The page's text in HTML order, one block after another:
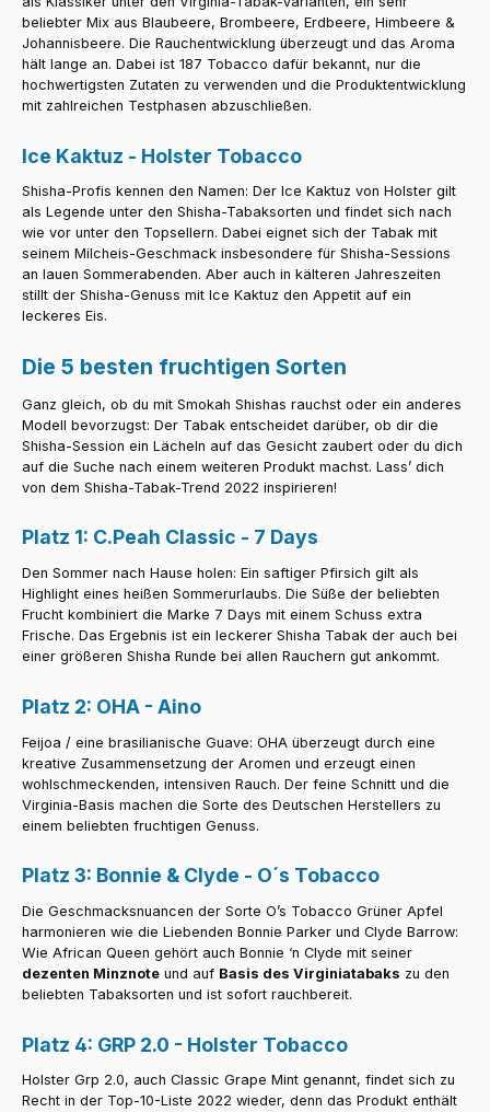
beliebter Mix aus Blaubeere, Brombeere, Erdbeere, Himbeere &
Johannisbeere. Die Rauchentwicklung überzeugt und das Aroma
hält lange an. Dabei ist 187 Tobacco dafür bekannt, nur die
hochwertigsten Zutaten zu verwenden und die Produktentwicklung
mit zahlreichen Testphasen abzuschließen.
Ice Kaktuz - Holster Tobacco
Shisha-Profis kennen den Namen: Der Ice Kaktuz von Holster gilt
als Legende unter den Shisha-Tabaksorten und findet sich nach
wie vor unter den Topsellern. Dabei eignet sich der Tabak mit
seinem Milcheis-Geschmack insbesondere für Shisha-Sessions
an lauen Sommerabenden. Aber auch in kälteren Jahreszeiten
stillt der Shisha-Genuss mit Ice Kaktuz den Appetit auf ein
leckeres Eis.
Die 5 besten fruchtigen Sorten
Ganz gleich, ob du mit Smokah Shishas rauchst oder ein anderes
Modell bevorzugst: Der Tabak entscheidet darüber, ob dir die
Shisha-Session ein Lächeln auf das Gesicht zaubert oder du dich
auf die Suche nach einem weiteren Produkt machst. Lass’ dich
von dem Shisha-Tabak-Trend 2022 inspirieren!
Platz 1: C.Peah Classic - 7 Days
Den Sommer nach Hause holen: Ein saftiger Pfirsich gilt als
Highlight eines heißen Sommerurlaubs. Die Süße der beliebten
Frucht kombiniert die Marke 7 Days mit einem Schuss extra
Frische. Das Ergebnis ist ein leckerer Shisha Tabak der auch bei
einer größeren Shisha Runde bei allen Rauchern gut ankommt.
Platz 2: OHA - Aino
Feijoa / eine brasilianische Guave: OHA überzeugt durch eine
kreative Zusammensetzung der Aromen und erzeugt einen
wohlschmeckenden, intensiven Rauch. Der feine Schnitt und die
Virginia-Basis machen die Sorte des Deutschen Herstellers zu
einem beliebten fruchtigen Genuss.
Platz 3: Bonnie & Clyde - O´s Tobacco
Die Geschmacksnuancen der Sorte O’s Tobacco Grüner Apfel
harmonieren wie die Liebenden Bonnie Parker und Clyde Barrow:
Wie African Queen gehört auch Bonnie ‘n Clyde mit seiner
dezenten Minznote und auf Basis des Virginiatabaks zu den
beliebten Tabaksorten und ist sofort rauchbereit.
Platz 4: GRP 2.0 - Holster Tobacco
Holster Grp 2.0, auch Classic Grape Mint genannt, findet sich zu
Recht in der Top-10-Liste 2022 wieder, denn das Produkt enthält